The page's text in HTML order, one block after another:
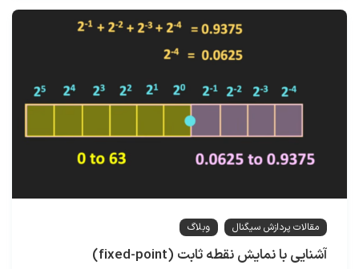
مقالات پردازش سیگنال وبلاگ
آشنایی با نمایش نقطه ثابت (fixed-point)